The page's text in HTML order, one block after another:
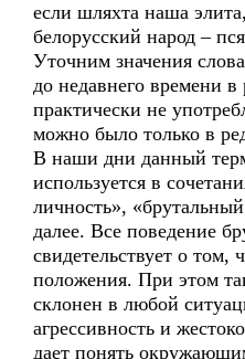
если шляхта наша
белорусский народ –
Уточним значения
до недавнего времени в
практически не
можно было только в
В наши дни данный
используется в
личность»,
далее. Все поведение
свидетельствует о том,
положения. При этом
склонен в любой
агрессивность и
дает понять